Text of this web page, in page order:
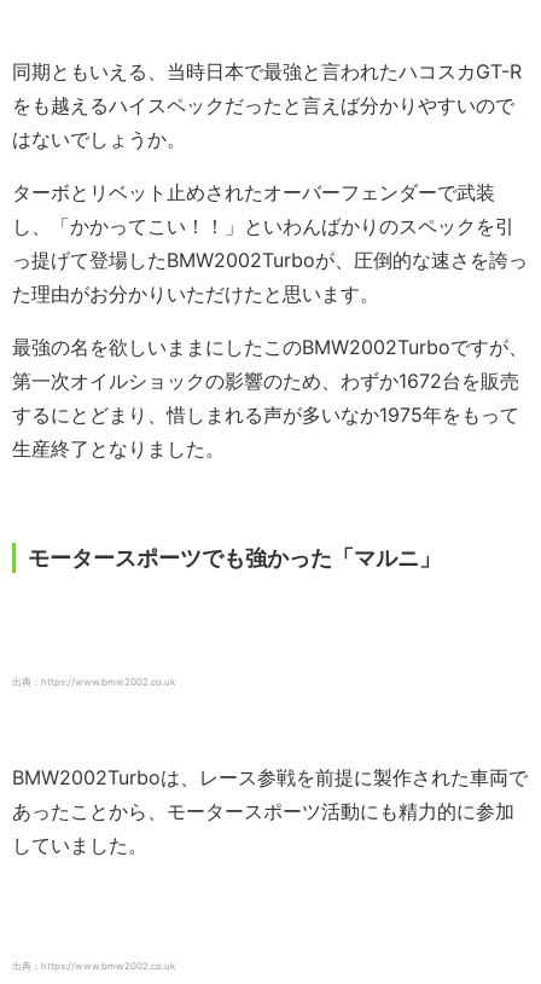
同期ともいえる、当時日本で最強と言われたハコスカGT-R
をも越えるハイスペックだったと言えば分かりやすいので
はないでしょうか。
ターボとリベット止めされたオーバーフェンダーで武装
し、「かかってこい！！」といわんばかりのスペックを引
っ提げて登場したBMW2002Turboが、圧倒的な速さを誇っ
た理由がお分かりいただけたと思います。
最強の名を欲しいままにしたこのBMW2002Turboですが、
第一次オイルショックの影響のため、わずか1672台を販売
するにとどまり、惜しまれる声が多いなか1975年をもって
生産終了となりました。
モータースポーツでも強かった「マルニ」
出典：https://www.bmw2002.co.uk
BMW2002Turboは、レース参戦を前提に製作された車両で
あったことから、モータースポーツ活動にも精力的に参加
していました。
出典：https://www.bmw2002.co.uk